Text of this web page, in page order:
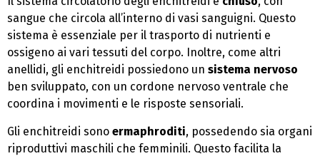
sangue che circola all’interno di vasi sanguigni. Questo
sistema è essenziale per il trasporto di nutrienti e
ossigeno ai vari tessuti del corpo. Inoltre, come altri
anellidi, gli enchitreidi possiedono un sistema nervoso
ben sviluppato, con un cordone nervoso ventrale che
coordina i movimenti e le risposte sensoriali.
Gli enchitreidi sono ermaphroditi, possedendo sia organi
riproduttivi maschili che femminili. Questo facilita la